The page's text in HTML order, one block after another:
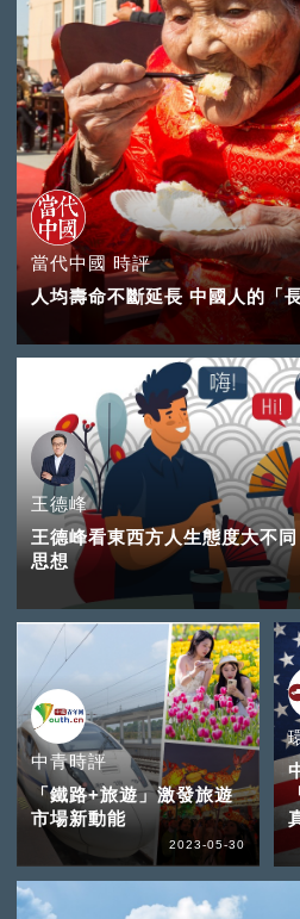
當代中國 時評
人均壽命不斷延長 中國人的「
王德峰
王德峰看東西方人生態度大不
思想
中青時評
「鐵路+旅遊」激發旅遊
市場新動能
2023-05-30